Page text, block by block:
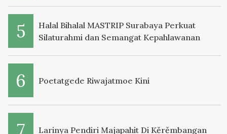
Halal Bihalal MASTRIP Surabaya Perkuat
Silaturahmi dan Semangat Kepahlawanan
Poetatgede Riwajatmoe Kini
Larinya Pendiri Majapahit Di Kěrěmbangan